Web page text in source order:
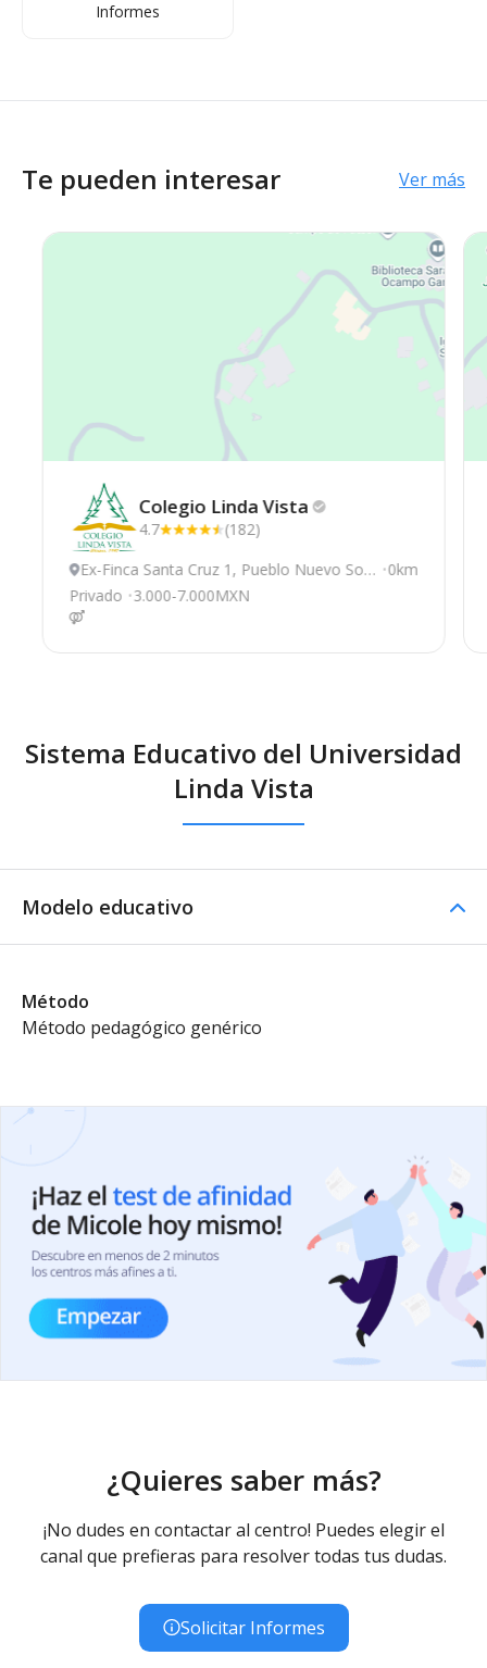
Informes
Te pueden interesar Ver más
Colegio LindaVista
4.7
(182)
Ex-Finca Santa Cruz 1, Pueblo Nuevo Soli
stahuacán
0km
Privado 3.000-7.000MXN
Sistema Educativo del Universidad
Linda Vista
Modelo educativo
Método
Método pedagógico genérico
¿Quieres saber más?
¡No dudes en contactar al centro! Puedes elegir el
canal que prefieras para resolver todas tus dudas.
Solicitar Informes